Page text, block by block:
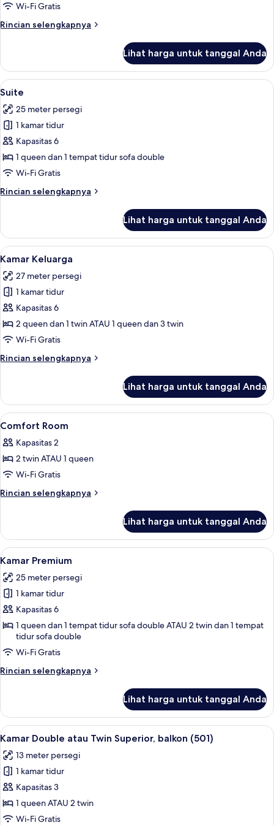
atau
Superior
Wi-Fi Gratis
Rincian selengkapnya
Rincian
Kamar
Double
atau
Superior
Lihat harga untuk tanggal Anda
Lihat
semua
foto
untuk
Suite
Brankas, kedap suara, setrika/meja
5
Suite
25 meter persegi
1 kamar tidur
Kapasitas 6
1 queen dan 1 tempat tidur sofa double
Wi-Fi Gratis
Rincian selengkapnya
Rincian
Suite
Lihat harga untuk tanggal Anda
Lihat
semua
foto
untuk
Kamar
Keluarga
Brankas, kedap suara, setrika/meja
4
Kamar Keluarga
27 meter persegi
1 kamar tidur
Kapasitas 6
2 queen dan 1 twin ATAU 1 queen dan 3 twin
Wi-Fi Gratis
Rincian selengkapnya
Rincian
Kamar
Keluarga
Lihat harga untuk tanggal Anda
Lihat
semua
foto
untuk
Comfort
Room
Brankas, kedap suara, setrika/meja
4
Comfort Room
Kapasitas 2
2 twin ATAU 1 queen
Wi-Fi Gratis
Rincian selengkapnya
Rincian
Comfort
Room
Lihat harga untuk tanggal Anda
Lihat
semua
foto
untuk
Kamar
Premium
Brankas, kedap suara, setrika/meja
6
Kamar Premium
25 meter persegi
1 kamar tidur
Kapasitas 6
1 queen dan 1 tempat tidur sofa double ATAU 2 twin dan 1 tempat
tidur sofa double
Wi-Fi Gratis
Rincian selengkapnya
Rincian
Kamar
Premium
Lihat harga untuk tanggal Anda
Lihat
semua
foto
untuk
Kamar
Double
atau
Brankas, kedap suara, setrika/meja
5
Kamar Double atau Twin Superior, balkon (501)
13 meter persegi
1 kamar tidur
Kapasitas 3
1 queen ATAU 2 twin
Wi-Fi Gratis